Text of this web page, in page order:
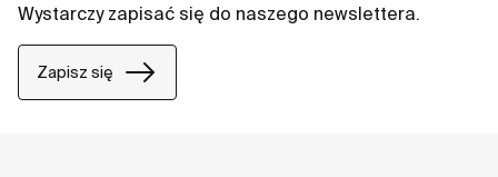
Wystarczy zapisać się do naszego newslettera.
Zapisz się